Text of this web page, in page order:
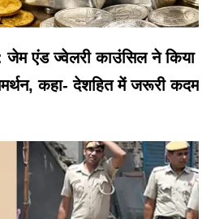
एंड ज्वेलरी काउंसिल ने किया
कहा- देशहित में जरूरी कदम